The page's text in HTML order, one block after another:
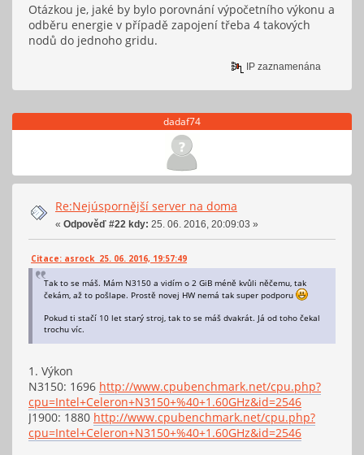
Otázkou je, jaké by bylo porovnání výpočetního výkonu a
odběru energie v případě zapojení třeba 4 takových
nodů do jednoho gridu.
IP zaznamenána
dadaf74
Re:Nejúspornější server na doma
« Odpověď #22 kdy: 25. 06. 2016, 20:09:03 »
Citace: asrock 25. 06. 2016, 19:57:49
Tak to se máš. Mám N3150 a vidím o 2 GiB méně kvůli něčemu, tak
čekám, až to pošlape. Prostě novej HW nemá tak super podporu
Pokud ti stačí 10 let starý stroj, tak to se máš dvakrát. Já od toho čekal
trochu víc.
1. Výkon
N3150: 1696 http://www.cpubenchmark.net/cpu.php?
cpu=Intel+Celeron+N3150+%40+1.60GHz&id=2546
J1900: 1880 http://www.cpubenchmark.net/cpu.php?
cpu=Intel+Celeron+N3150+%40+1.60GHz&id=2546